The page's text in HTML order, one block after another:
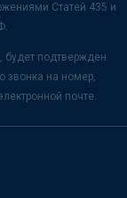
Статей 435 и
будет подтвержден
звонка на номер,
почте.